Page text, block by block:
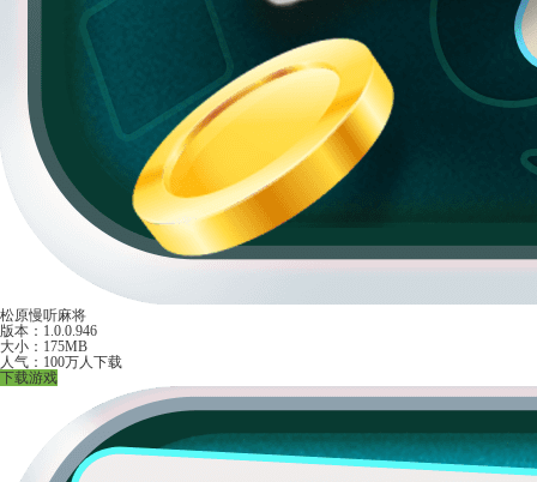
松原慢听麻将
版本：1.0.0.946
大小：175MB
人气：100万人下载
下载游戏